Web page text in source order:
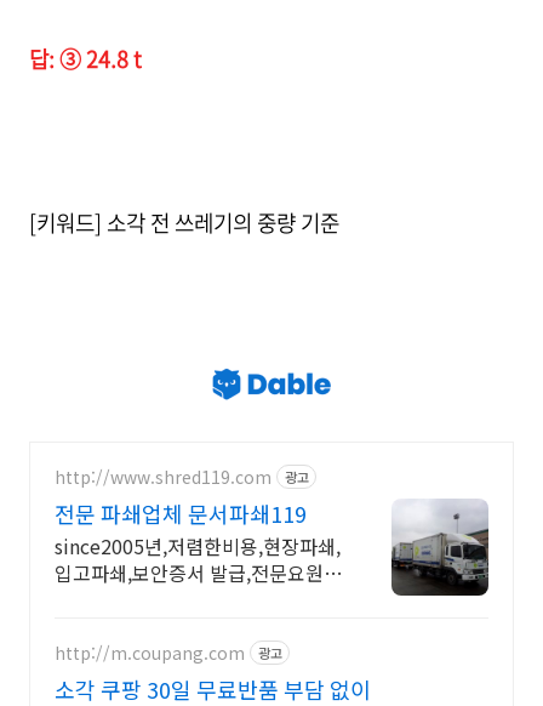
답: ③ 24.8 t
[키워드] 소각 전 쓰레기의 중량 기준
http://www.shred119.com 광고
전문 파쇄업체 문서파쇄119
since2005년,저렴한비용,현장파쇄,
입고파쇄,보안증서 발급,전문요원.
http://m.coupang.com 광고
소각 쿠팡 30일 무료반품 부담 없이